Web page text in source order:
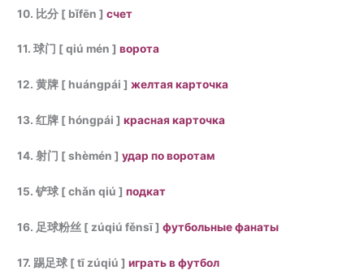
10. 比分 [ bǐfēn ]счет
11. 球门 [ qiú mén ]ворота
12. 黄牌 [ huángpái ]желтая карточка
13. 红牌 [ hóngpái ]красная карточка
14. 射门 [ shèmén ]удар по воротам
15. 铲球 [ chǎn qiú ]подкат
16. 足球粉丝 [ zúqiú fěnsī ]футбольные фанаты
17. 踢足球 [ tī zúqiú ]играть в футбол